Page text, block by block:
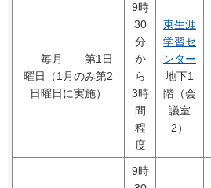
毎月 第1日
曜日（1月のみ第2
日曜日に実施）
9時
30
分
か
ら
3時
間
程
度
東生涯
学習セ
ンター
地下1
階（会
議室
2）
9時